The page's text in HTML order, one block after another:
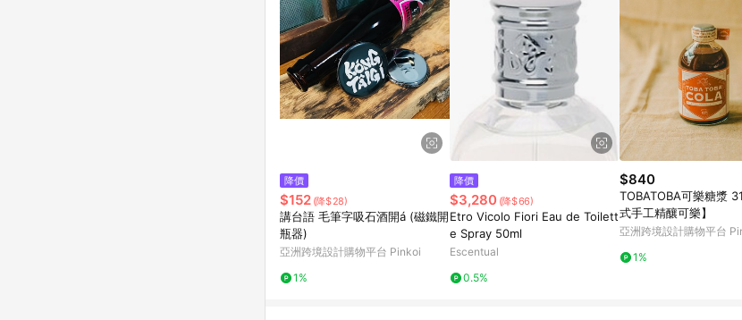
降價
$152 (降$28)
講台語 毛筆字吸石酒開á (磁鐵開
瓶器)
亞洲跨境設計購物平台 Pinkoi
1%
降價
$3,280 (降$66)
Etro Vicolo Fiori Eau de Toilett
e Spray 50ml
Escentual
0.5%
$840
TOBATOBA可樂糖漿
式手工精釀可樂】
亞洲跨境設計購物平台
1%